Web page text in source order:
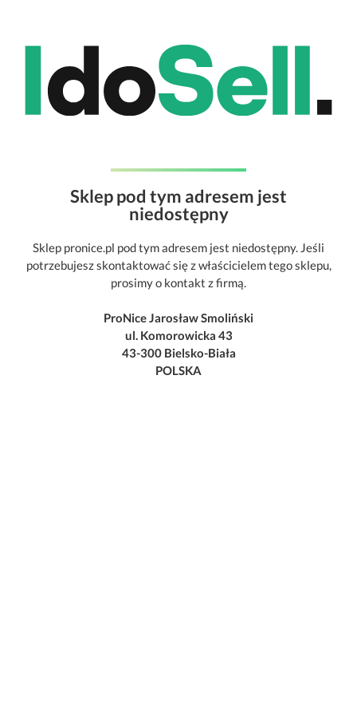
Sklep pod tym adresem jest
niedostępny
Sklep pronice.pl pod tym adresem jest niedostępny. Jeśli
potrzebujesz skontaktować się z właścicielem tego sklepu,
prosimy o kontakt z firmą.
ProNice Jarosław Smoliński
ul. Komorowicka 43
43-300 Bielsko-Biała
POLSKA